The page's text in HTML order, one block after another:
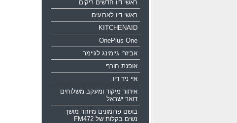
ראשי דיו חדשים ריקים
ראשי דיו לארועים
KITCHENAID
OnePlus One
אביזרי גיימינג לגיימר
אופנת חורף
איי ניד דיו
איתור מיקוד ומעקב משלוחים
דואר ישראל
בושם פרומונים מיוחד מושך
נשים בקלות של FM472